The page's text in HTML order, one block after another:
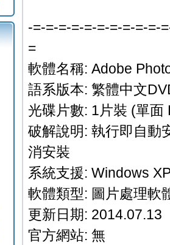
-=-=-=-=-=-=-=-=-=-=-
=
軟體名稱: Adobe
語系版本: 繁體中文
光碟片數: 1片裝 (單面
破解說明: 執行即自動
消安裝
系統支援: Windows
軟體類型: 圖片處理軟
更新日期: 2014.07.13
官方網站: 無